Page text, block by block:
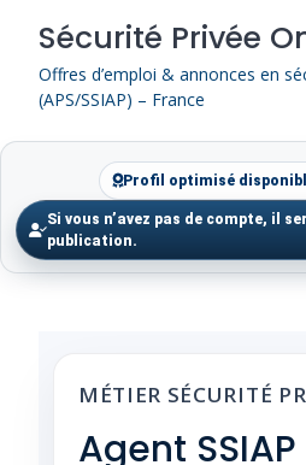
content
Sécurité Privée
Offres d’emploi & annonces en
(APS/SSIAP) – France
Profil optimisé
Si vous n’avez pas de compte, il
publication.
MÉTIER SÉCURITÉ
Agent SSIAP